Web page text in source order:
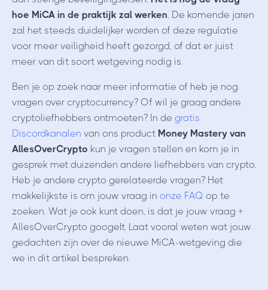
hoe MiCA in de praktijk zal werken. De komende jaren
zal het steeds duidelijker worden of deze regulatie
voor meer veiligheid heeft gezorgd, of dat er juist
meer van dit soort wetgeving nodig is.
Ben je op zoek naar meer informatie of heb je nog
vragen over cryptocurrency? Of wil je graag andere
cryptoliefhebbers ontmoeten? In de gratis
Discordkanalen van ons product Money Mastery van
AllesOverCrypto kun je vragen stellen en kom je in
gesprek met duizenden andere liefhebbers van crypto.
Heb je andere crypto gerelateerde vragen? Het
makkelijkste is om jouw vraag in onze FAQ op te
zoeken. Wat je ook kunt doen, is dat je jouw vraag +
AllesOverCrypto googelt. Laat vooral weten wat jouw
gedachten zijn over de nieuwe MiCA-wetgeving die
we in dit artikel bespreken.